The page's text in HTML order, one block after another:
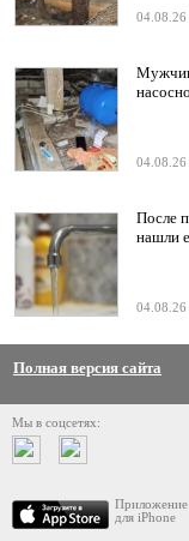
04.08.26
04.08.26
После
нашли
04.08.26
Полная версия сайта
Мы в соцсетях:
Приложение
для iPhone